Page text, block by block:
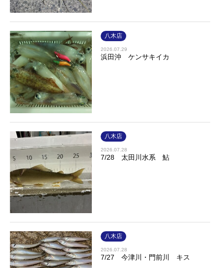
八木店
2026.07.29
浜田沖 ケンサキイカ
八木店
2026.07.28
7/28 太田川水系 鮎
八木店
2026.07.28
7/27 今津川・門前川 キス